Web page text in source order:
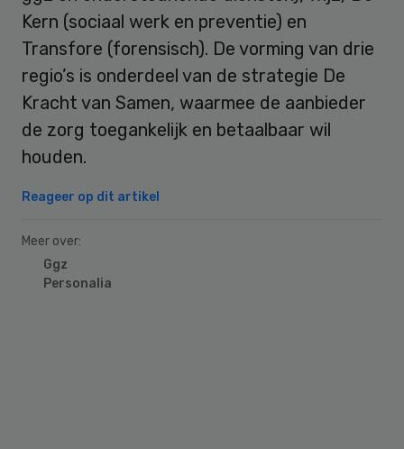
Kern (sociaal werk en preventie) en
Transfore (forensisch). De vorming van drie
regio’s is onderdeel van de strategie De
Kracht van Samen, waarmee de aanbieder
de zorg toegankelijk en betaalbaar wil
houden.
Reageer op dit artikel
Meer over:
Ggz
Personalia